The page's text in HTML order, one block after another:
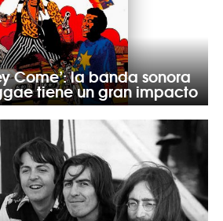
Come’: la banda sonora
tiene un gran impacto